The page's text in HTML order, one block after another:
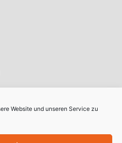
Website und unseren Service zu